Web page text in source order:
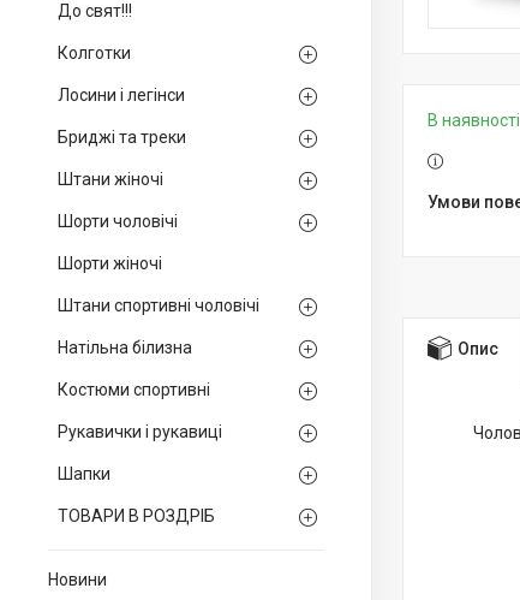
До свят!!!
Колготки
Лосини і легінси
Бриджі та треки
Штани жіночі
Шорти чоловічі
Шорти жіночі
Штани спортивні чоловічі
Натільна білизна
Костюми спортивні
Рукавички і рукавиці
Шапки
ТОВАРИ В РОЗДРІБ
Новини
В наявності
Опис